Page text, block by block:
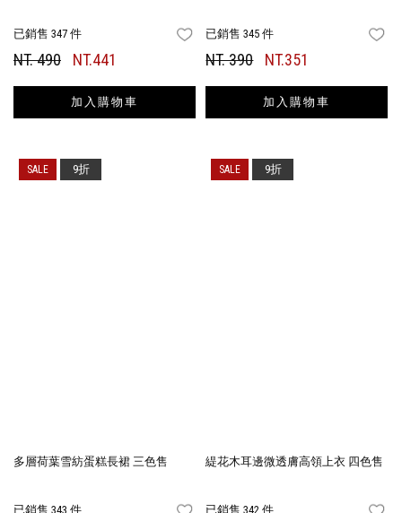
已銷售 347 件 FAVORITES
NT. 490 NT.441
加入購物車
已銷售 345 件
NT. 390 NT.351
加入購物車
多層荷葉雪紡蛋糕長裙 三色售
已銷售 343 件
9折
緹花木耳邊微透膚高領上衣 四色售
已銷售 342 件
9折